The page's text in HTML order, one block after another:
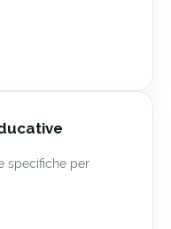
specifiche per